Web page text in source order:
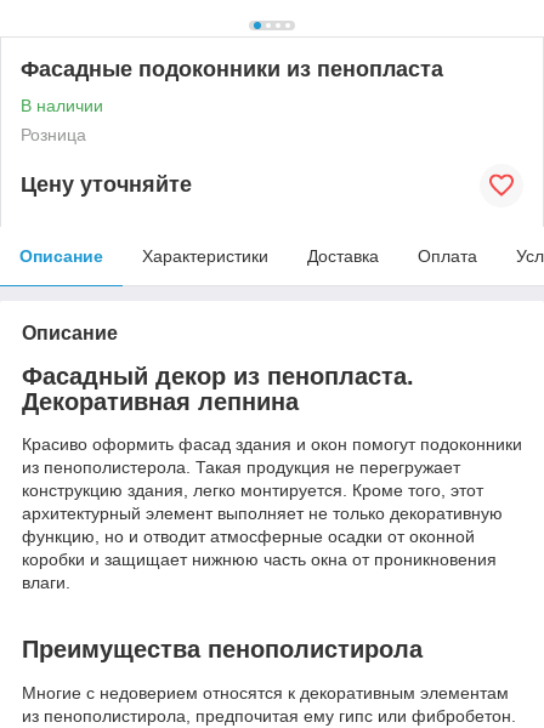
Фасадные подоконники из пенопласта
В наличии
Розница
Цену уточняйте
Описание Характеристики Доставка Оплата
Описание
Фасадный декор из пенопласта.
Декоративная лепнина
Красиво оформить фасад здания и окон помогут подоконники
из пенополистерола. Такая продукция не перегружает
конструкцию здания, легко монтируется. Кроме того, этот
архитектурный элемент выполняет не только декоративную
функцию, но и отводит атмосферные осадки от оконной
коробки и защищает нижнюю часть окна от проникновения
влаги.
Преимущества пенополистирола
Многие с недоверием относятся к декоративным элементам
из пенополистирола, предпочитая ему гипс или фибробетон.